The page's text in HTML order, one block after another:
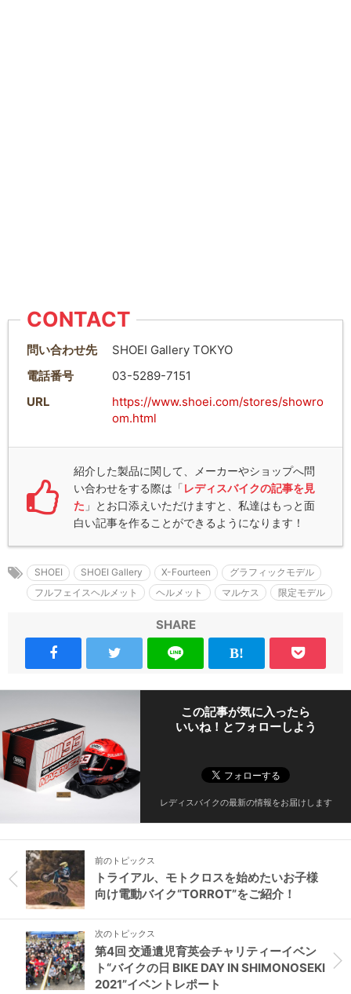
CONTACT
問い合わせ先
SHOEI Gallery TOKYO
電話番号
03-5289-7151
URL
https://www.shoei.com/stores/showro
om.html
紹介した製品に関して、メーカーやショップへ問
い合わせをする際は「レディスバイクの記事を見
た 」とお口添えいただけますと、私達はもっと面
白い記事を作ることができるようになります！
SHOEI SHOEI Gallery X-Fourteen
グラフィックモデル
フルフェイスヘルメット
ヘルメット マルケス 限定モデル
SHARE
この記事が気に入ったら
いいね！とフォローしよう
レディスバイクの最新の情報をお届けします
前のトピックス
トライアル、モトクロスを始めたいお子様
向け電動バイク“TORROT”をご紹介！
次のトピックス
第4回 交通遺児育英会チャリティーイベン
ト“バイクの⽇ BIKE DAY IN SHIMONOSEKI
2021”イベントレポート